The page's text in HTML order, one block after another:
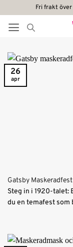
content
Fri frakt
Gatsby
Steg in i 1920-talet:
du en temafest som
26
apr